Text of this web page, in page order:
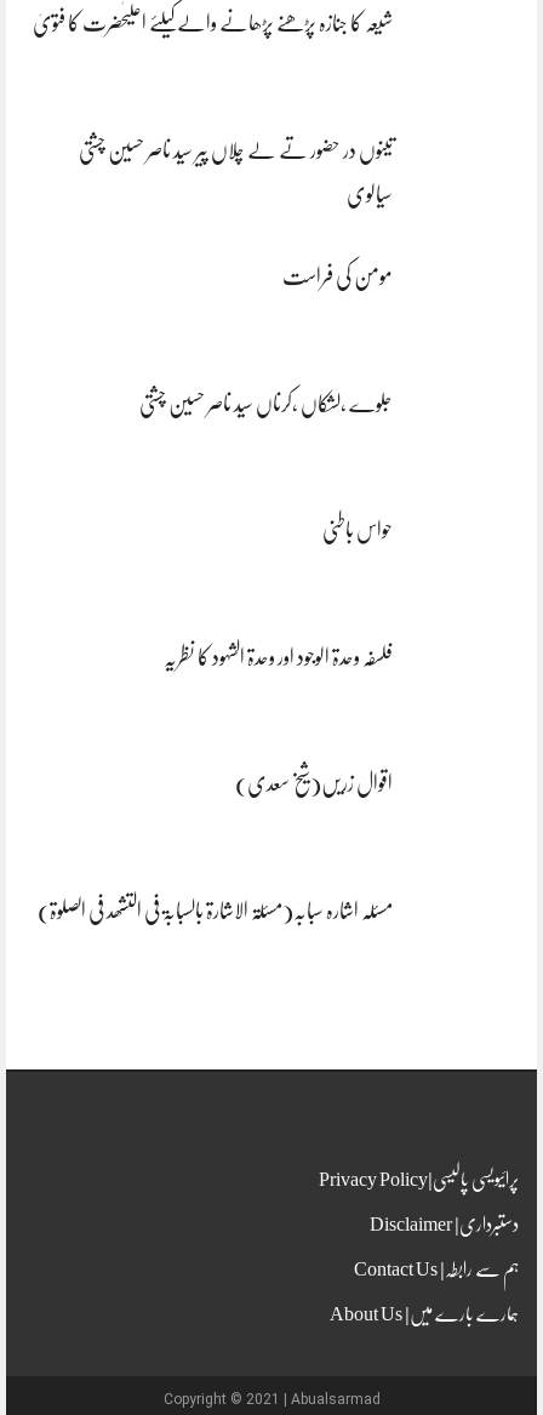
شیعہ کا جنازہ پڑھنے پڑھانے والےکیلئے اعلیٰحضرت کا فتویٰ
تینوں در حضور تے لے چلاں پیر سید ناصر حسین چشتی
سیالوی
مومن کی فراست
جلوے ،لشکاں ،کرناں سید ناصر حسین چشتی
حواس باطنی
فلسفہ وحدۃ الوجود اور وحدۃ الشہود کا نظریہ
اقوال زریں(شیخ سعدی)
مسئلہ اشارہ سبابہ(مسئلۃ الاشارۃ بالسبابۃ فی التشھد فی الصلوۃ)
پرائیویسی پالیسی|Privacy Policy
دستبرداری| Disclaimer
ہم سے رابطہ| Contact Us
ہمارے بارے میں| About Us
Copyright © 2021 | Abualsarmad